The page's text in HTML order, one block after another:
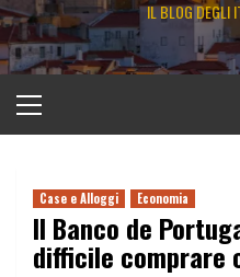
IL BLOG DEGLI
principale
Case e Alloggi Economia
Il Banco de
difficile comprare